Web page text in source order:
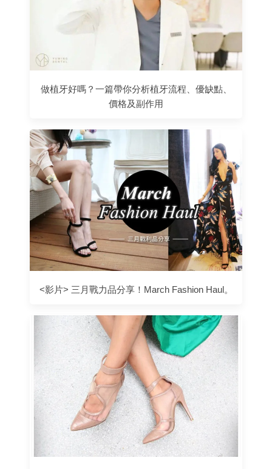
做植牙好嗎？一篇帶你分析植牙流程、優缺點、
價格及副作用
<影片> 三月戰力品分享！March Fashion Haul。